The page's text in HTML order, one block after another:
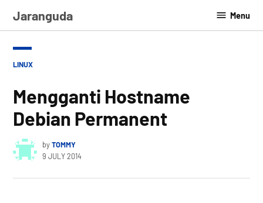
Jaranguda Menu
POSTED
LINUX
Mengganti Hostname
Debian Permanent
byTOMMY
9 JULY 2014